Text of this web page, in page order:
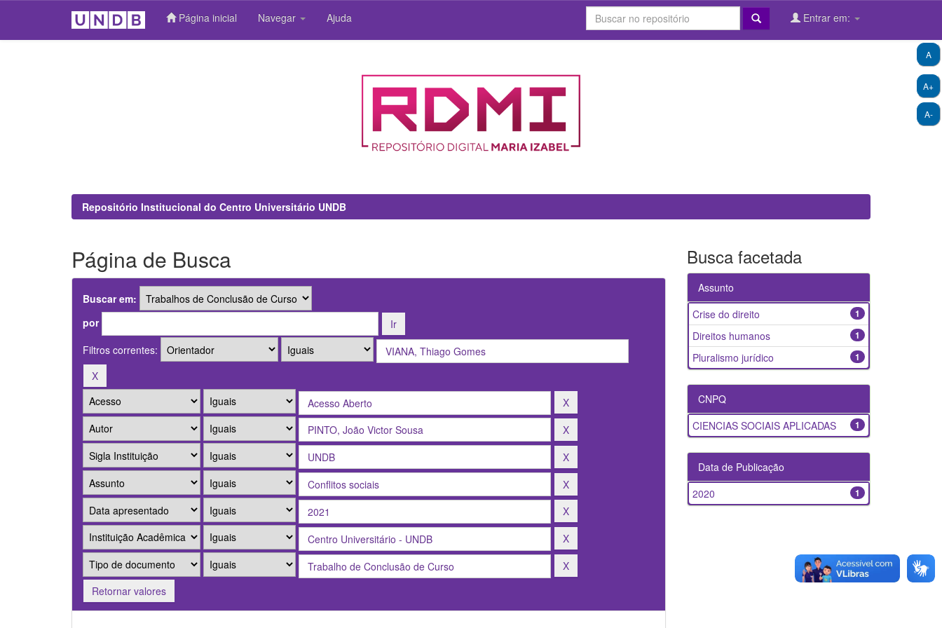
Página inicial Navegar Ajuda Entrar em:
A+
A-
A
Repositório Institucional do Centro Universitário UNDB
Página de Busca
Buscar em:
por
Filtros correntes:
Retornar valores
Busca facetada
Assunto
1
Crise do direito
1
Direitos humanos
1
Pluralismo jurídico
CNPQ
1
CIENCIAS SOCIAIS APLICADAS
Data de Publicação
1
2020